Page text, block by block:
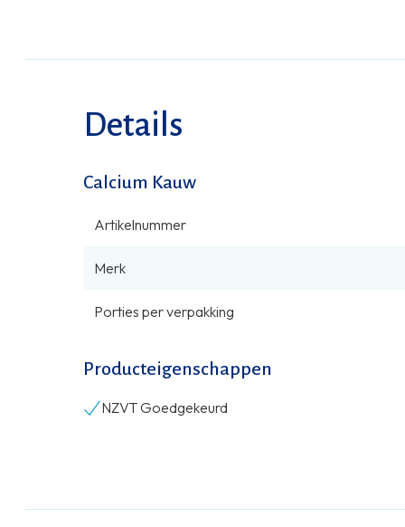
Details
Calcium Kauw
Artikelnummer
Merk
Porties per verpakking
Producteigenschappen
NZVT Goedgekeurd